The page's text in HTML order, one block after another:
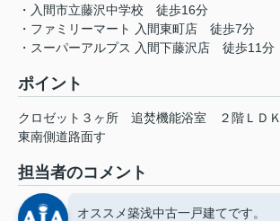
・入間市立藤沢中学校 徒歩16分
・ファミリーマート 入間東町店 徒歩7分
・スーパーアルプス 入間下藤沢店 徒歩11分
ポイント
クロゼット３ヶ所 追焚機能浴室 ２階ＬＤＫ
東南側道路面す
担当者のコメント
オススメ築浅中古一戸建てです。